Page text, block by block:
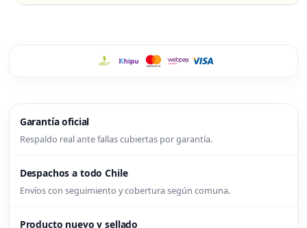
Garantía oficial
Respaldo real ante fallas cubiertas por garantía.
Despachos a todo Chile
Envíos con seguimiento y cobertura según comuna.
Producto nuevo y sellado